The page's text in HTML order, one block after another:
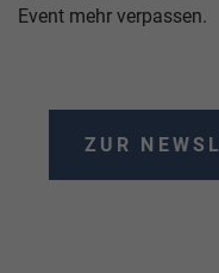
Event mehr verpassen.
ZUR